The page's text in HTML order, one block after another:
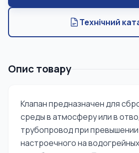
Технічний
Опис товару
Клапан предназначен для
среды в атмосферу или в
трубопровод при
настроечного на